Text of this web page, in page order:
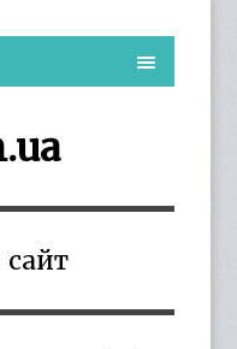
сайт